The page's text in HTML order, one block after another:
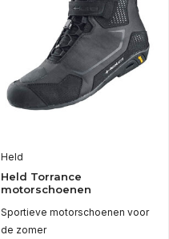
Held
Held Torrance
motorschoenen
Sportieve motorschoenen voor
de zomer